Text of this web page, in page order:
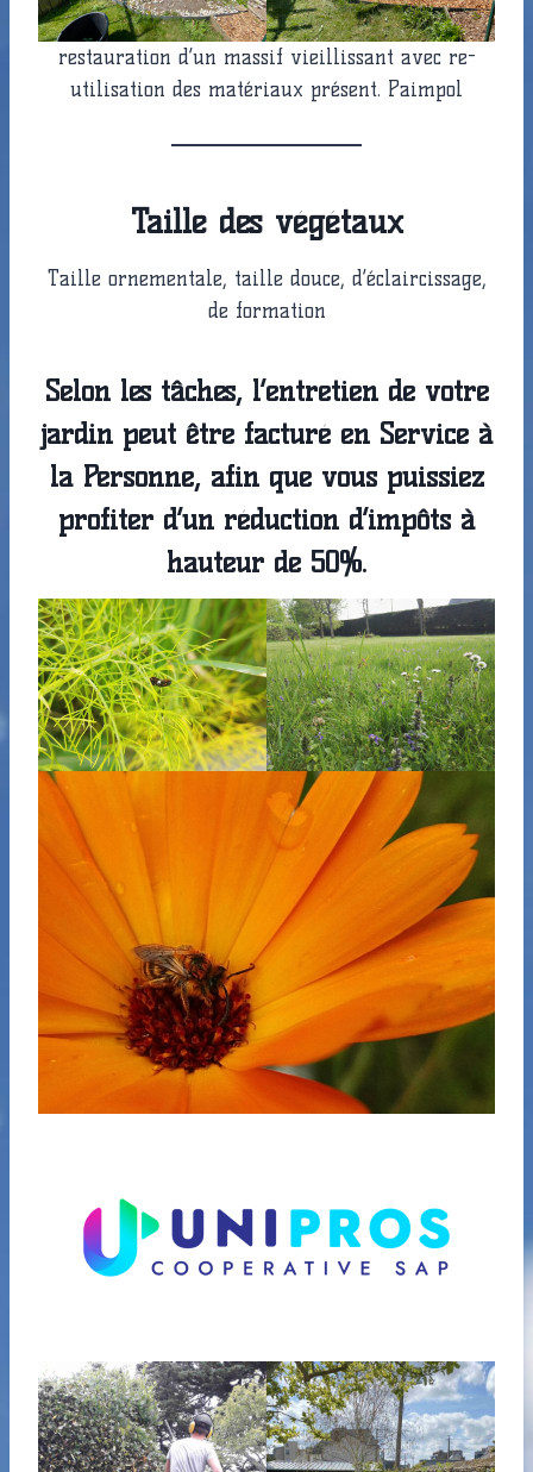
restauration d’un massif vieillissant avec re-
utilisation des matériaux présent. Paimpol
Taille des végétaux
Taille ornementale, taille douce, d’éclaircissage,
de formation
Selon les tâches, l’entretien de votre
jardin peut être facturé en Service à
la Personne, afin que vous puissiez
profiter d’un réduction d’impôts à
hauteur de 50%.